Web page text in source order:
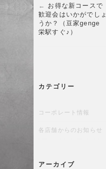
c
e
b
k
itt
er
e
← お得な新コースで
歓迎会はいかがでしょ
うか？（豆家genge
栄駅すぐ♪）
カテゴリー
コーポレート情報
各店舗からのお知らせ
アーカイブ